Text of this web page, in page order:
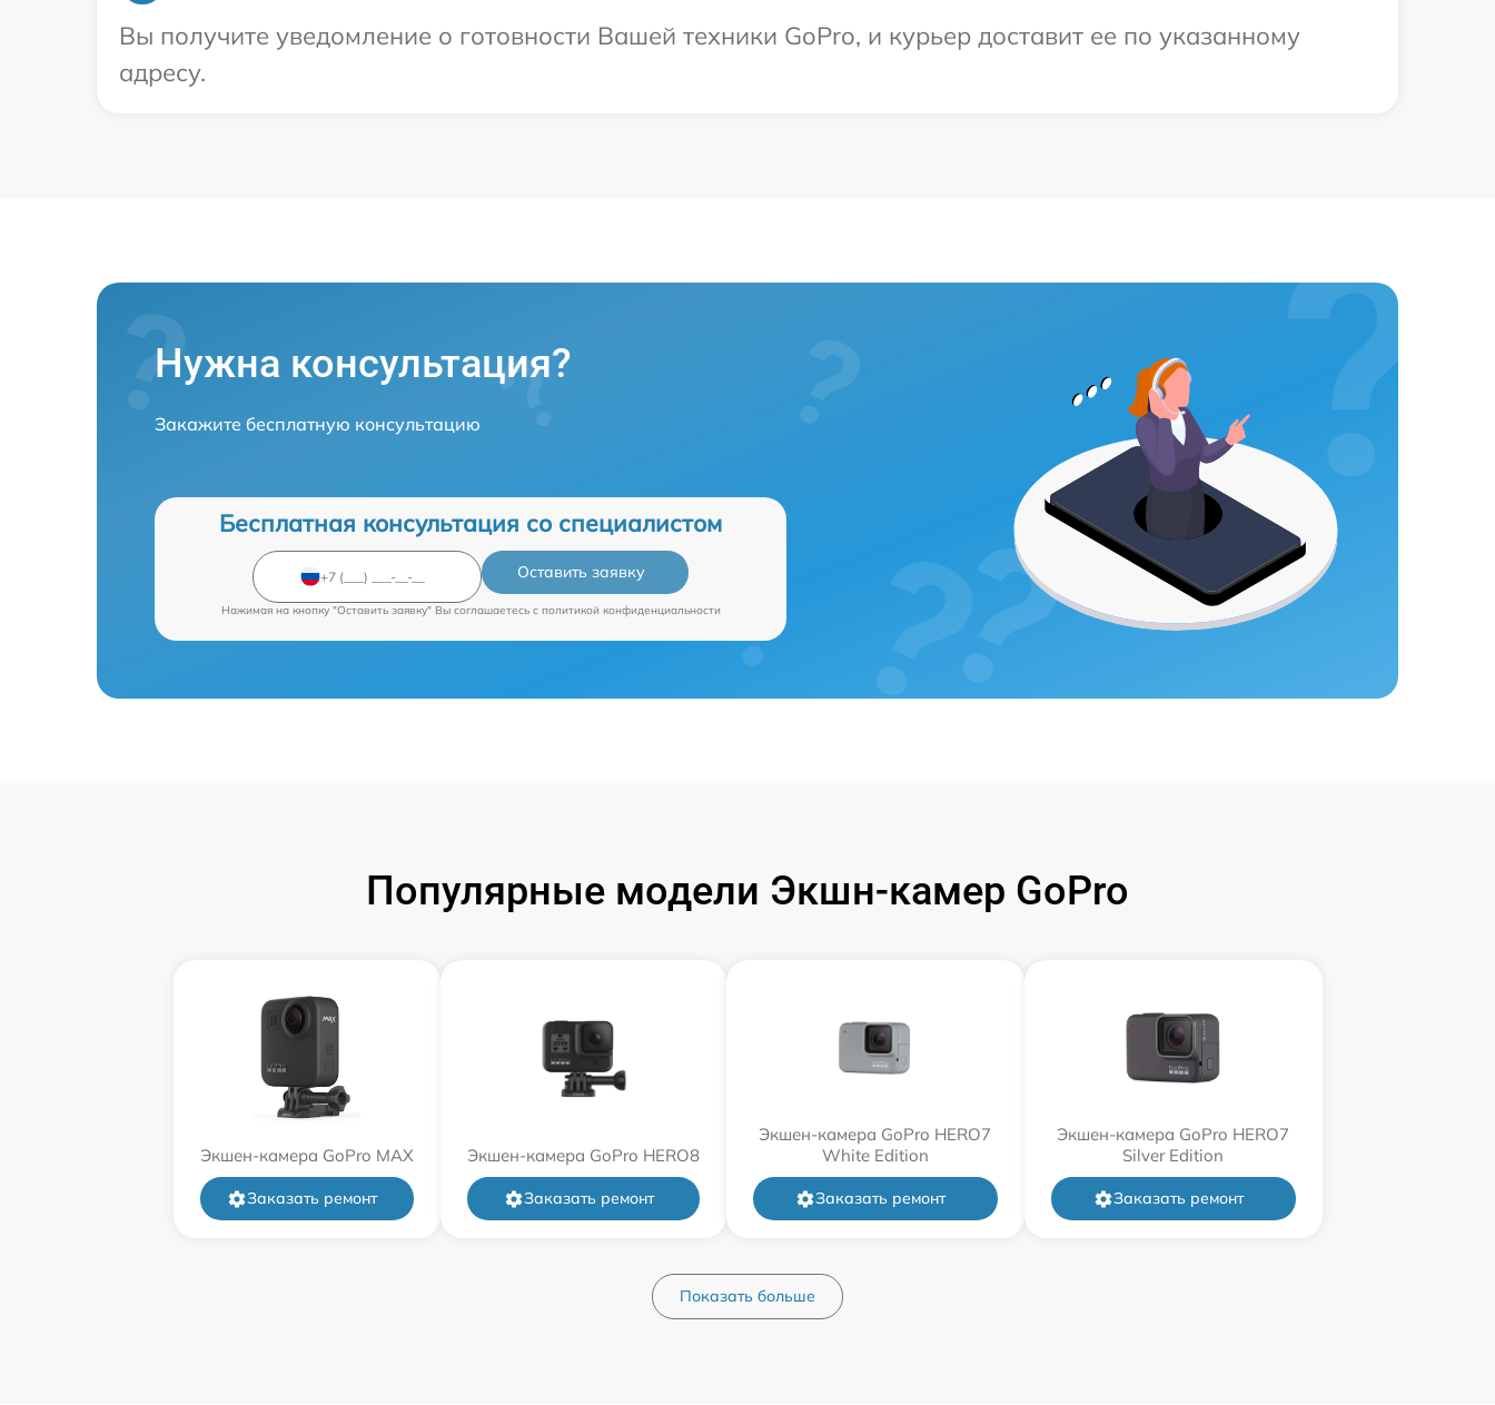
Вы получите уведомление о готовности Вашей техники GoPro, и курьер доставит ее по указанному
адресу.
Нужна консультация?
Закажите бесплатную консультацию
Бесплатная консультация со специалистом
Оставить заявку
Нажимая на кнопку "Оставить заявку" Вы соглашаетесь c политикой конфиденциальности
Популярные модели Экшн-камер GoPro
Экшен-камера GoPro MAX
Заказать ремонт
Экшен-камера GoPro HERO8
Заказать ремонт
Экшен-камера GoPro HERO7
White Edition
Заказать ремонт
Экшен-камера GoPro HERO7
Silver Edition
Заказать ремонт
Показать больше